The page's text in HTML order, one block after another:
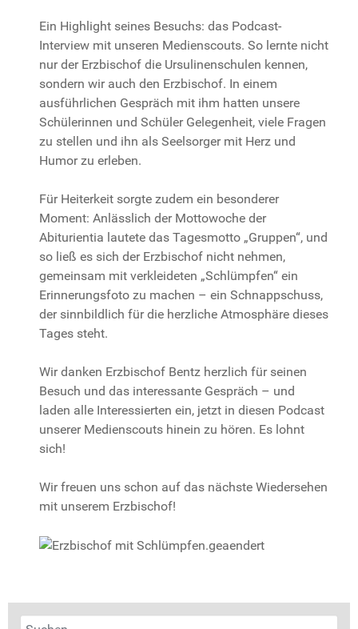
Ein Highlight seines Besuchs: das Podcast-
Interview mit unseren Medienscouts. So lernte nicht
nur der Erzbischof die Ursulinenschulen kennen,
sondern wir auch den Erzbischof. In einem
ausführlichen Gespräch mit ihm hatten unsere
Schülerinnen und Schüler Gelegenheit, viele Fragen
zu stellen und ihn als Seelsorger mit Herz und
Humor zu erleben.
Für Heiterkeit sorgte zudem ein besonderer
Moment: Anlässlich der Mottowoche der
Abiturientia lautete das Tagesmotto „Gruppen“, und
so ließ es sich der Erzbischof nicht nehmen,
gemeinsam mit verkleideten „Schlümpfen“ ein
Erinnerungsfoto zu machen – ein Schnappschuss,
der sinnbildlich für die herzliche Atmosphäre dieses
Tages steht.
Wir danken Erzbischof Bentz herzlich für seinen
Besuch und das interessante Gespräch – und
laden alle Interessierten ein, jetzt in diesen Podcast
unserer Medienscouts hinein zu hören. Es lohnt
sich!
Wir freuen uns schon auf das nächste Wiedersehen
mit unserem Erzbischof!